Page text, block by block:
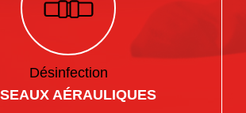
Désinfection
AÉRAULIQUES